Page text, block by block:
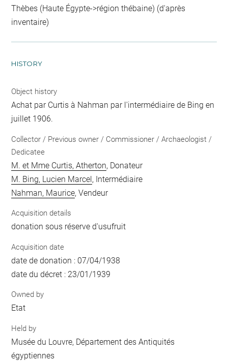
Thèbes (Haute Égypte->région thébaine) (d'après
inventaire)
HISTORY
Object history
Achat par Curtis à Nahman par l'intermédiaire de Bing en
juillet 1906.
Collector / Previous owner / Commissioner / Archaeologist /
Dedicatee
M. et Mme Curtis, Atherton, Donateur
M. Bing, Lucien Marcel, Intermédiaire
Nahman, Maurice, Vendeur
Acquisition details
donation sous réserve d'usufruit
Acquisition date
date de donation : 07/04/1938
date du décret : 23/01/1939
Owned by
Etat
Held by
Musée du Louvre, Département des Antiquités
égyptiennes